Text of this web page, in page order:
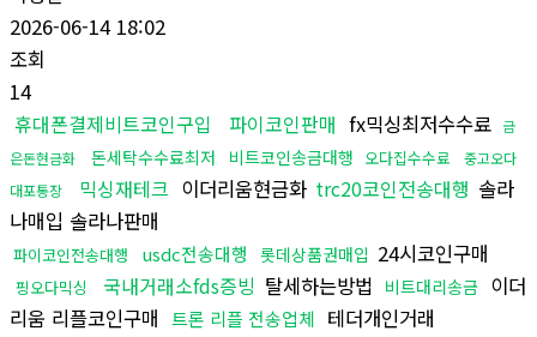
2026-06-14 18:02
조회
14
휴대폰결제비트코인구입
파이코인판매 fx믹싱최저수수료 금
은돈현금화
돈세탁수수료최저 비트코인송금대행 오다집수수료
중고오다
대포통장
믹싱재테크 이더리움현금화 trc20코인전송대행 솔라
나매입 솔라나판매
파이코인전송대행 usdc전송대행 롯데상품권매입 24시코인구매
핑오다믹싱 국내거래소fds증빙 탈세하는방법 비트대리송금 이더
리움 리플코인구매 트론 리플 전송업체 테더개인거래